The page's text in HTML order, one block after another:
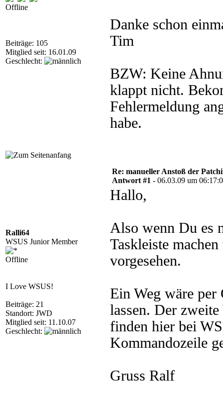
Offline
Beiträge: 105
Mitglied seit: 16.01.09
Geschlecht:
Danke schon
Tim
BZW: Keine
klappt nicht.
Fehlermeldung
habe.
Ralli64
WSUS Junior Member
Offline
I Love WSUS!
Beiträge: 21
Standort: JWD
Mitglied seit: 11.10.07
Geschlecht:
Re: manueller Anstoß der
Antwort #1 - 06.03.09 um
Hallo,
Also wenn Du es
Taskleiste
vorgesehen.
Ein Weg wäre per
lassen. Der
finden hier bei
Kommandozeile
Gruss Ralf